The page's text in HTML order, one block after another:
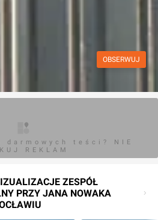
OBSERWUJ
darmowych teści? NIE
REKLAM
ZESPÓŁ
PRZY JANA NOWAKA